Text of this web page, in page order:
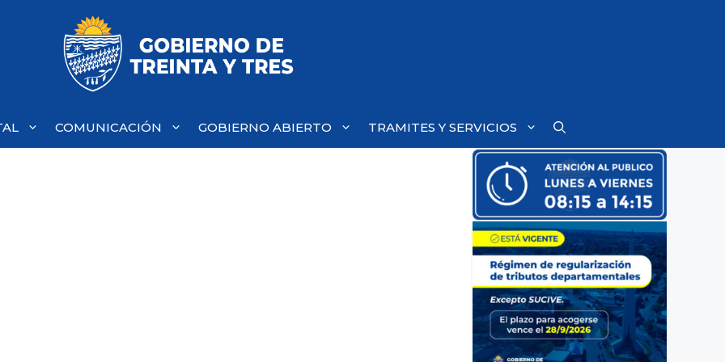
COMUNICACIÓN GOBIERNO ABIERTO TRAMITES Y SERVICIOS